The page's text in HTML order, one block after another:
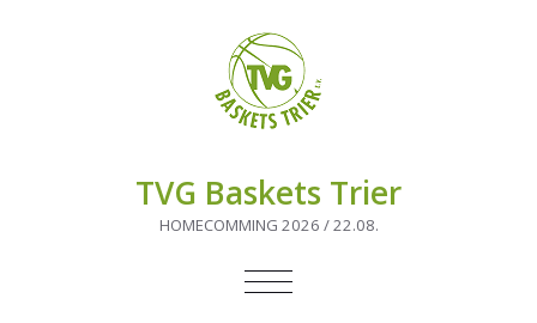
TVG Baskets Trier
HOMECOMMING 2026 / 22.08.
NAVIGATION